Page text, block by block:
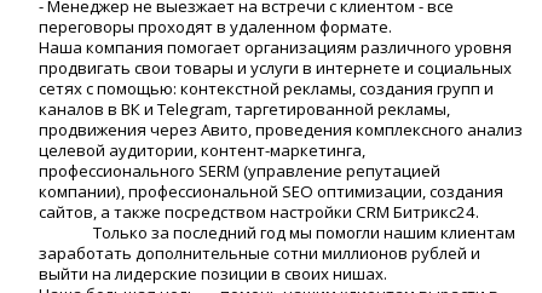
- Менеджер не выезжает на встречи с клиентом - все
переговоры проходят в удаленном формате.
Наша компания помогает организациям различного уровня
продвигать свои товары и услуги в интернете и социальных
сетях с помощью: контекстной рекламы, создания групп и
каналов в ВК и Telegram, таргетированной рекламы,
продвижения через Авито, проведения комплексного анализ
целевой аудитории, контент-маркетинга,
профессионального SERM (управление репутацией
компании), профессиональной SEO оптимизации, создания
сайтов, а также посредством настройки CRM Битрикс24.
Только за последний год мы помогли нашим клиентам
заработать дополнительные сотни миллионов рублей и
выйти на лидерские позиции в своих нишах.